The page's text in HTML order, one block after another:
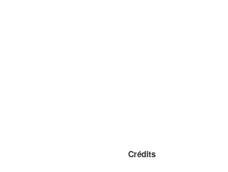
Crédits